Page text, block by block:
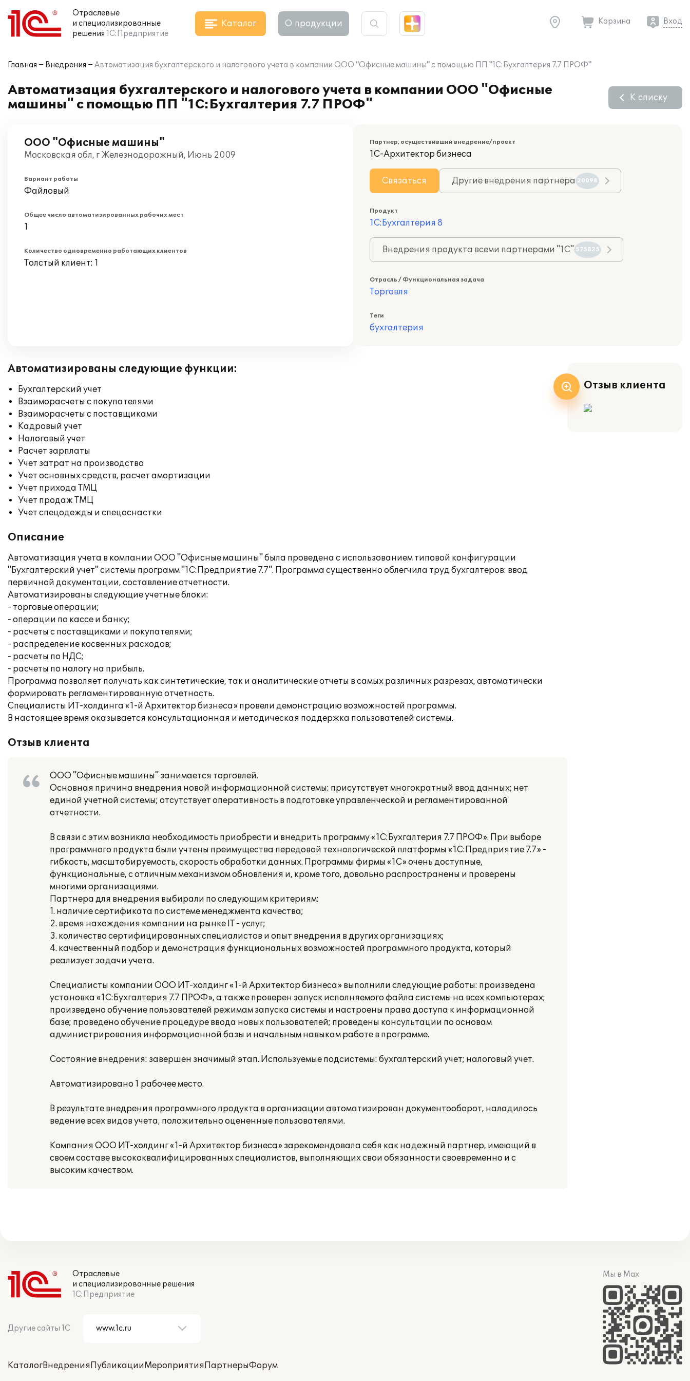
Отраслевые
и специализированные
решения 1С:Предприятие
Каталог О продукции Корзина Вход
Главная Внедрения Автоматизация бухгалтерского и налогового учета в компании ООО "Офисные машины" с помощью ПП "1С:Бухгалтерия 7.7 ПРОФ"
Автоматизация бухгалтерского и налогового учета в компании ООО "Офисные
машины" с помощью ПП "1С:Бухгалтерия 7.7 ПРОФ"
К списку
ООО "Офисные машины"
Московская обл, г Железнодорожный, Июнь 2009
Вариант работы
Файловый
Общее число автоматизированных рабочих мест
1
Количество одновременно работающих клиентов
Толстый клиент: 1
Партнер, осуществивший внедрение/проект
1С-Архитектор бизнеса
Связаться Другие внедрения партнера 20098
Продукт
1С:Бухгалтерия 8
Внедрения продукта всеми партнерами "1С" 575825
Отрасль / Функциональная задача
Торговля
Теги
бухгалтерия
Автоматизированы следующие функции:
Бухгалтерский учет
Взаиморасчеты с покупателями
Взаиморасчеты с поставщиками
Кадровый учет
Налоговый учет
Расчет зарплаты
Учет затрат на производство
Учет основных средств, расчет амортизации
Учет прихода ТМЦ
Учет продаж ТМЦ
Учет спецодежды и спецоснастки
Описание
Автоматизация учета в компании ООО "Офисные машины" была проведена с использованием типовой конфигурации
"Бухгалтерский учет" системы программ "1С:Предприятие 7.7". Программа существенно облегчила труд бухгалтеров: ввод
первичной документации, составление отчетности.
Автоматизированы следующие учетные блоки:
- торговые операции;
- операции по кассе и банку;
- расчеты с поставщиками и покупателями;
- распределение косвенных расходов;
- расчеты по НДС;
- расчеты по налогу на прибыль.
Программа позволяет получать как синтетические, так и аналитические отчеты в самых различных разрезах, автоматически
формировать регламентированную отчетность.
Специалисты ИТ-холдинга «1-й Архитектор бизнеса» провели демонстрацию возможностей программы.
В настоящее время оказывается консультационная и методическая поддержка пользователей системы.
Отзыв клиента
ООО "Офисные машины" занимается торговлей.
Основная причина внедрения новой информационной системы: присутствует многократный ввод данных; нет
единой учетной системы; отсутствует оперативность в подготовке управленческой и регламентированной
отчетности.
В связи с этим возникла необходимость приобрести и внедрить программу «1С:Бухгалтерия 7.7 ПРОФ». При выборе
программного продукта были учтены преимущества передовой технологической платформы «1С:Предприятие 7.7» -
гибкость, масштабируемость, скорость обработки данных. Программы фирмы «1С» очень доступные,
функциональные, с отличным механизмом обновления и, кроме того, довольно распространены и проверены
многими организациями.
Партнера для внедрения выбирали по следующим критериям:
1. наличие сертификата по системе менеджмента качества;
2. время нахождения компании на рынке IT - услуг;
3. количество сертифицированных специалистов и опыт внедрения в других организациях;
4. качественный подбор и демонстрация функциональных возможностей программного продукта, который
реализует задачи учета.
Специалисты компании ООО ИТ-холдинг «1-й Архитектор бизнеса» выполнили следующие работы: произведена
установка «1С:Бухгалтерия 7.7 ПРОФ», а также проверен запуск исполняемого файла системы на всех компьютерах;
произведено обучение пользователей режимам запуска системы и настроены права доступа к информационной
базе; проведено обучение процедуре ввода новых пользователей; проведены консультации по основам
администрирования информационной базы и начальным навыкам работе в программе.
Состояние внедрения: завершен значимый этап. Используемые подсистемы: бухгалтерский учет; налоговый учет.
Автоматизировано 1 рабочее место.
В результате внедрения программного продукта в организации автоматизирован документооборот, наладилось
ведение всех видов учета, положительно оцененные пользователями.
Компания ООО ИТ-холдинг «1-й Архитектор бизнеса» зарекомендовала себя как надежный партнер, имеющий в
своем составе высококвалифицированных специалистов, выполняющих свои обязанности своевременно и с
высоким качеством.
Отзыв клиента
Отраслевые
и специализированные решения
1С:Предприятие
Другие сайты 1С
КаталогВнедренияПубликацииМероприятияПартнерыФорум
Мы в Max